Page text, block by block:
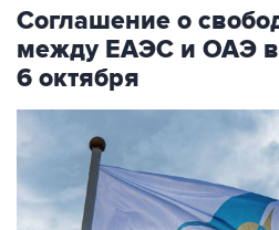
Соглашение о
между ЕАЭС и ОАЭ
6 октября